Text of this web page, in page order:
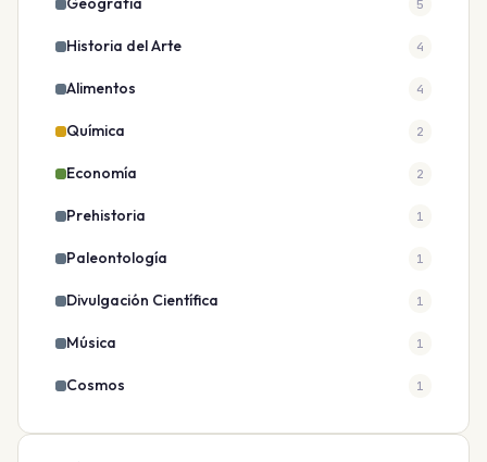
5
Historia del Arte 4
Alimentos 4
Química 2
Economía 2
Prehistoria 1
Paleontología 1
Divulgación Científica 1
Música 1
Cosmos 1